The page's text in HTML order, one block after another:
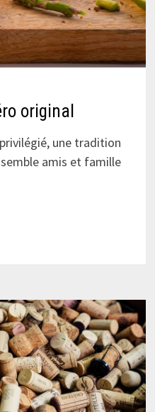
original
une tradition
amis et famille